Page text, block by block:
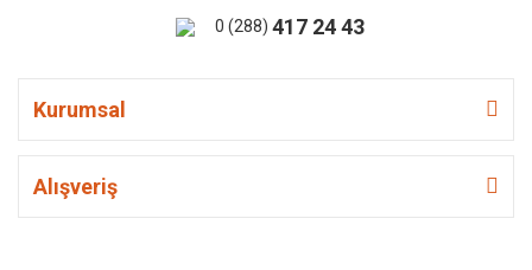
0 (288) 417 24 43
Kurumsal
Alışveriş